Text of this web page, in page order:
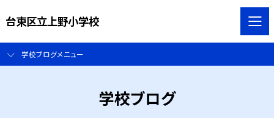
台東区立上野小学校
学校ブログメニュー
学校ブログ